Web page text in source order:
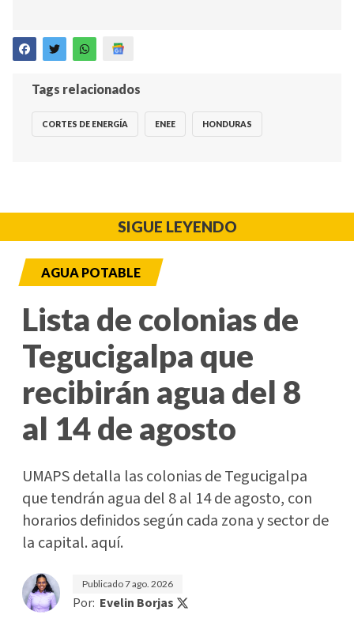
Tags relacionados
CORTES DE ENERGÍA ENEE HONDURAS
SIGUE LEYENDO
AGUA POTABLE
Lista de colonias de
Tegucigalpa que
recibirán agua del 8
al 14 de agosto
UMAPS detalla las colonias de Tegucigalpa
que tendrán agua del 8 al 14 de agosto, con
horarios definidos según cada zona y sector de
la capital. aquí.
Publicado7 ago. 2026
Por: Evelin Borjas